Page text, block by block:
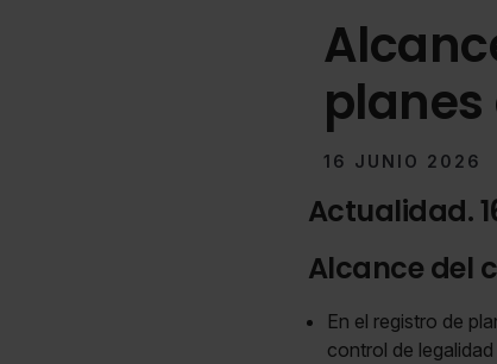
16 JUNIO 2026
Actualidad.
Alcance del
En el registro de
control de